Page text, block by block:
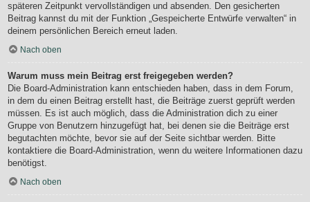
späteren Zeitpunkt vervollständigen und absenden. Den gesicherten
Beitrag kannst du mit der Funktion „Gespeicherte Entwürfe verwalten“ in
deinem persönlichen Bereich erneut laden.
Nach oben
Warum muss mein Beitrag erst freigegeben werden?
Die Board-Administration kann entschieden haben, dass in dem Forum,
in dem du einen Beitrag erstellt hast, die Beiträge zuerst geprüft werden
müssen. Es ist auch möglich, dass die Administration dich zu einer
Gruppe von Benutzern hinzugefügt hat, bei denen sie die Beiträge erst
begutachten möchte, bevor sie auf der Seite sichtbar werden. Bitte
kontaktiere die Board-Administration, wenn du weitere Informationen dazu
benötigst.
Nach oben